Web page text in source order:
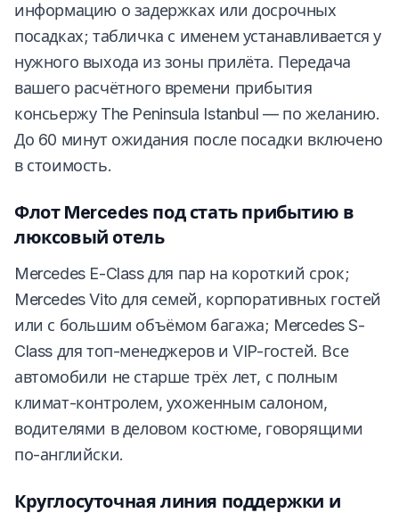
информацию о задержках или досрочных
посадках; табличка с именем устанавливается у
нужного выхода из зоны прилёта. Передача
вашего расчётного времени прибытия
консьержу The Peninsula Istanbul — по желанию.
До 60 минут ожидания после посадки включено
в стоимость.
Флот Mercedes под стать прибытию в
люксовый отель
Mercedes E-Class для пар на короткий срок;
Mercedes Vito для семей, корпоративных гостей
или с большим объёмом багажа; Mercedes S-
Class для топ-менеджеров и VIP-гостей. Все
автомобили не старше трёх лет, с полным
климат-контролем, ухоженным салоном,
водителями в деловом костюме, говорящими
по-английски.
Круглосуточная линия поддержки и